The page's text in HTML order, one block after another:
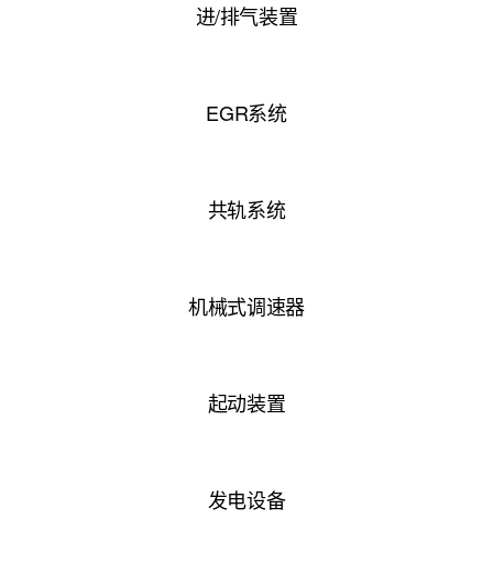
进/排气装置
EGR系统
共轨系统
机械式调速器
起动装置
发电设备